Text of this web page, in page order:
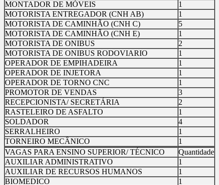
MONTADOR DE MÓVEIS
1
MOTORISTA ENTREGADOR (CNH AB)
1
MOTORISTA DE CAMINHÃO (CNH C)
5
MOTORISTA DE CAMINHÃO (CNH E)
1
MOTORISTA DE ONIBUS
2
MOTORISTA DE ONIBUS RODOVIARIO
1
OPERADOR DE EMPIHADEIRA
1
OPERADOR DE INJETORA
1
OPERADOR DE TORNO CNC
1
PROMOTOR DE VENDAS
3
RECEPCIONISTA/ SECRETÁRIA
2
RASTELEIRO DE ASFALTO
1
SOLDADOR
4
SERRALHEIRO
1
TORNEIRO MECÂNICO
1
VAGAS PARA ENSINO SUPERIOR/ TÉCNICO
Quantidade
AUXILIAR ADMINISTRATIVO
1
AUXILIAR DE RECURSOS HUMANOS
1
BIOMEDICO
1